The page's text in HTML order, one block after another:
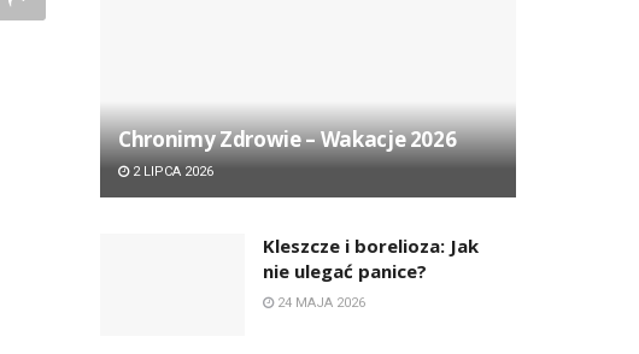
Chronimy Zdrowie ­– Wakacje 2026
2 LIPCA 2026
Kleszcze i borelioza: Jak
nie ulegać panice?
24 MAJA 2026